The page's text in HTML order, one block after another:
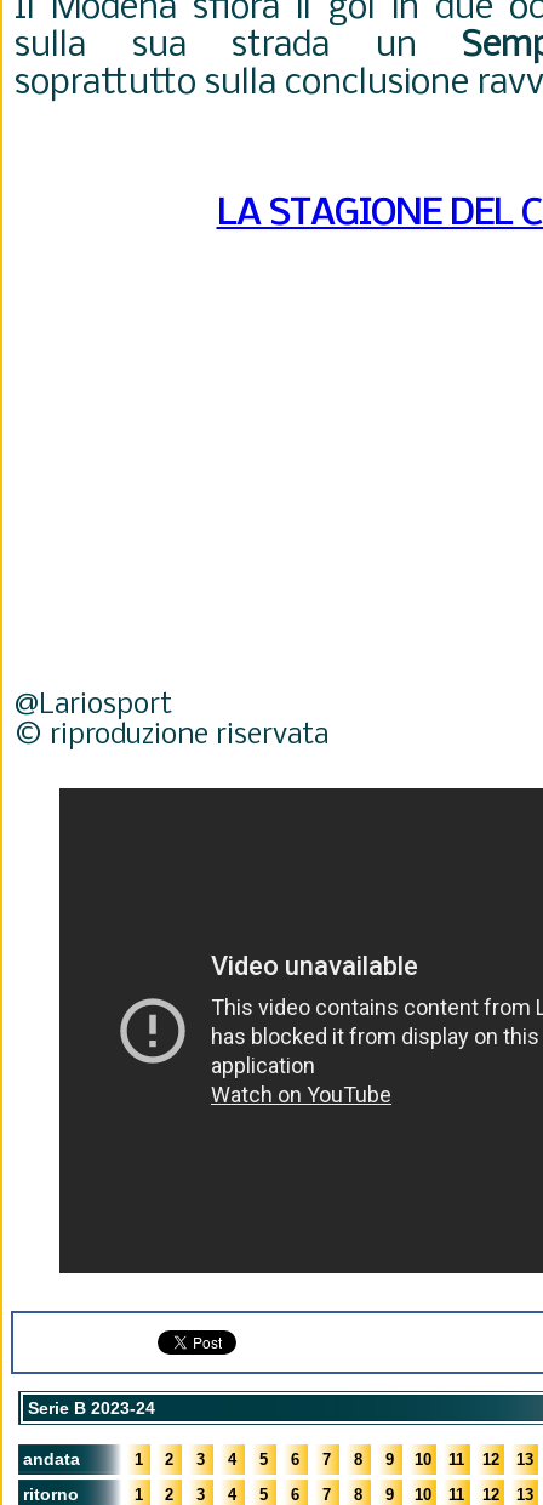
Il Modena sfiora il gol in due
sulla sua strada un
soprattutto sulla conclusione
LA STAGIONE DEL
@Lariosport
© riproduzione riservata
Serie B 2023-24
andata 1 2 3 4 5 6 7 8 9 10 11 12 13
ritorno 1 2 3 4 5 6 7 8 9 10 11 12 13